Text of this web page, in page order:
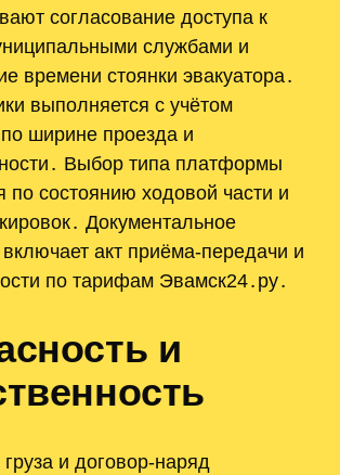
согласование доступа к
службами и
времени стоянки эвакуатора․
выполняется с учётом
ширине проезда и
Выбор типа платформы
по состоянию ходовой части и
Документальное
акт приёма-передачи и
по тарифам Эвамск24․ру․
и
и договор-наряд